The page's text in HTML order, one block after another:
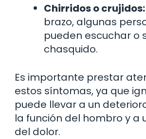
Chirridos o crujidos:
brazo, algunas
pueden escuchar o
chasquido.
Es importante prestar
estos síntomas, ya que
puede llevar a un
la función del hombro y a
del dolor.